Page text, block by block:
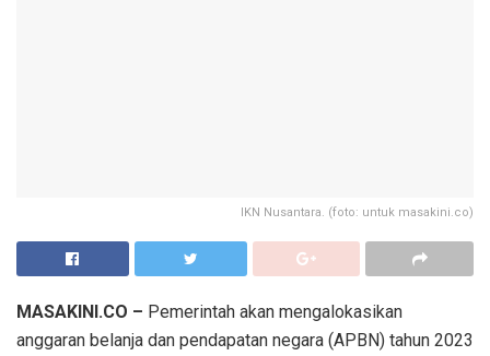
IKN Nusantara. (foto: untuk masakini.co)
MASAKINI.CO – Pemerintah akan mengalokasikan
anggaran belanja dan pendapatan negara (APBN) tahun 2023